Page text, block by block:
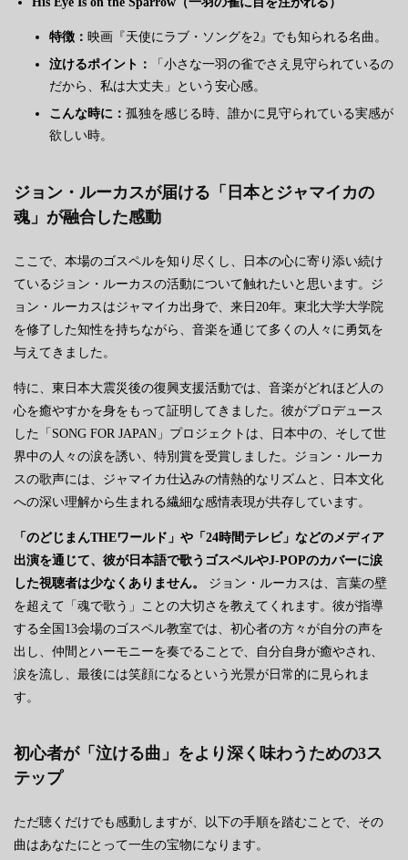
特徴： 映画『天使にラブ・ソングを2』でも知られる名曲。
泣けるポイント：
「小さな一羽の雀でさえ見守られているの
だから、私は大丈夫」という安心感。
こんな時に：孤独を感じる時、誰かに見守られている実感が
欲しい時。
ジョン・ルーカスが届ける「日本とジャマイカの
魂」が融合した感動
ここで、本場のゴスペルを知り尽くし、日本の心に寄り添い続け
ているジョン・ルーカスの活動について触れたいと思います。ジ
ョン・ルーカスはジャマイカ出身で、来日20年。東北大学大学院
を修了した知性を持ちながら、音楽を通じて多くの人々に勇気を
与えてきました。
特に、東日本大震災後の復興支援活動では、音楽がどれほど人の
心を癒やすかを身をもって証明してきました。彼がプロデュース
した「SONG FOR JAPAN」プロジェクトは、日本中の、そして世
界中の人々の涙を誘い、特別賞を受賞しました。ジョン・ルーカ
スの歌声には、ジャマイカ仕込みの情熱的なリズムと、日本文化
への深い理解から生まれる繊細な感情表現が共存しています。
「のどじまんTHEワールド」や「24時間テレビ」などのメディア
出演を通じて、彼が日本語で歌うゴスペルやJ-POPのカバーに涙
した視聴者は少なくありません。
ジョン・ルーカスは、言葉の壁
を超えて「魂で歌う」ことの大切さを教えてくれます。彼が指導
する全国13会場のゴスペル教室では、初心者の方々が自分の声を
出し、仲間とハーモニーを奏でることで、自分自身が癒やされ、
涙を流し、最後には笑顔になるという光景が日常的に見られま
す。
初心者が「泣ける曲」をより深く味わうための3ス
テップ
ただ聴くだけでも感動しますが、以下の手順を踏むことで、その
曲はあなたにとって一生の宝物になります。